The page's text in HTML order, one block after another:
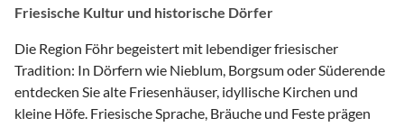
Friesische Kultur und historische Dörfer
Die Region Föhr begeistert mit lebendiger friesischer
Tradition: In Dörfern wie Nieblum, Borgsum oder Süderende
entdecken Sie alte Friesenhäuser, idyllische Kirchen und
kleine Höfe. Friesische Sprache, Bräuche und Feste prägen